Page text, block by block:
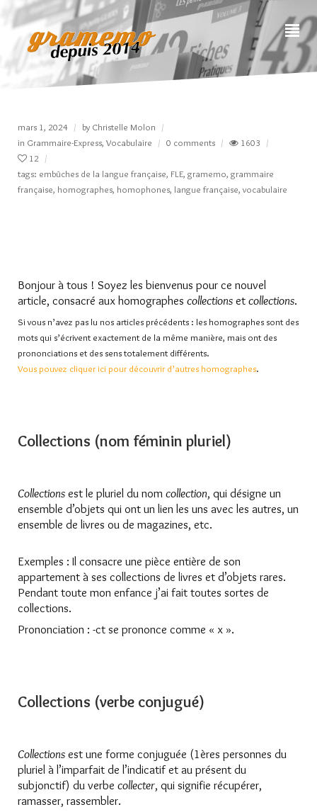
mars 1, 2024 by Christelle Molon
in Grammaire-Express, Vocabulaire 0 comments
1603
12
tags: embûches de la langue française, FLE, gramemo, grammaire
française, homographes, homophones, langue française,vocabulaire
Bonjour à tous ! Soyez les bienvenus pour ce nouvel
article, consacré aux homographes collections et collections.
Si vous n’avez pas lu nos articles précédents : les homographes sont des
mots qui s’écrivent exactement de la même manière, mais ont des
prononciations et des sens totalement différents.
Vous pouvez cliquer ici pour découvrir d’autres homographes.
Collections (nom féminin pluriel)
Collections est le pluriel du nom collection, qui désigne un
ensemble d’objets qui ont un lien les uns avec les autres, un
ensemble de livres ou de magazines, etc.
Exemples : Il consacre une pièce entière de son
appartement à ses collections de livres et d’objets rares.
Pendant toute mon enfance j’ai fait toutes sortes de
collections.
Prononciation : -ct se prononce comme « x ».
Collections (verbe conjugué)
Collections est une forme conjuguée (1ères personnes du
pluriel à l’imparfait de l’indicatif et au présent du
subjonctif) du verbe collecter, qui signifie récupérer,
ramasser, rassembler.